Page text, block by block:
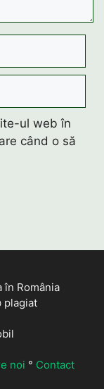
ul web în
când o să
România
plagiat
noi ° Contact